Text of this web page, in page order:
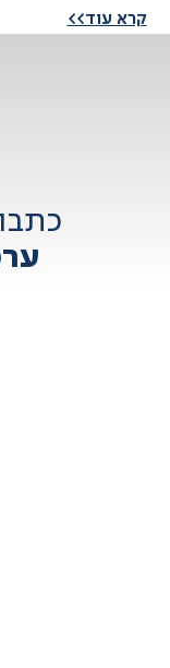
קרא עוד>>